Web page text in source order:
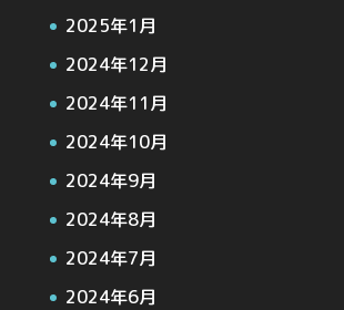
2025年1月
2024年12月
2024年11月
2024年10月
2024年9月
2024年8月
2024年7月
2024年6月